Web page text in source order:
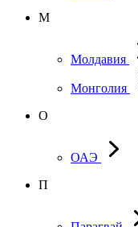
М
Молдавия
Монголия
О
ОАЭ
П